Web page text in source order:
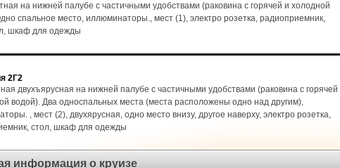
на нижней палубе с частичными удобствами (раковина с горячей и холодной
спальное место, иллюминаторы., мест (1), электро розетка, радиоприемник,
шкаф для одежды
2Г2
двухъярусная на нижней палубе с частичными удобствами (раковина с горячей
водой). Два односпальных места (места расположены одно над другим),
, мест (2), двухярусная, одно место внизу, другое наверху, электро розетка,
стол, шкаф для одежды
информация о круизе